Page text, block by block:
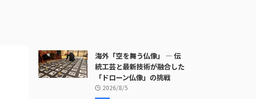
海外「空を舞う仏像」 ― 伝
統工芸と最新技術が融合した
「ドローン仏像」の挑戦
2026/8/5